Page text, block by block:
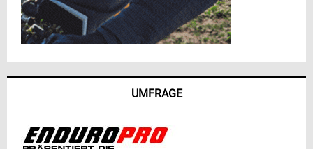
UMFRAGE